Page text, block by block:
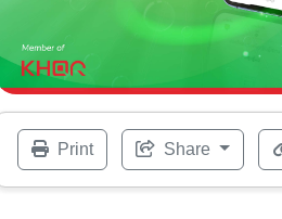
Print Share